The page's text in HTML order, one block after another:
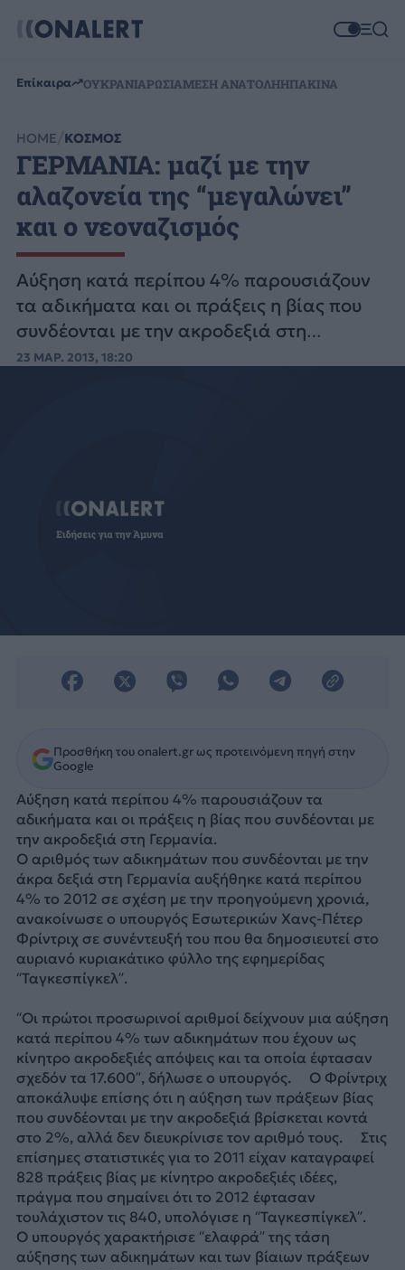
Επίκαιρα ΟΥΚΡΑΝΙΑΡΩΣΙΑΜΕΣΗ ΑΝΑΤΟΛΗΗΠΑΚΙΝΑ
HOME ΚΟΣΜΟΣ
ΓΕΡΜΑΝΙΑ: μαζί με την
αλαζονεία της “μεγαλώνει”
και ο νεοναζισμός
Αύξηση κατά περίπου 4% παρουσιάζουν
τα αδικήματα και οι πράξεις η βίας που
συνδέονται με την ακροδεξιά στη
Γερμανία.
23 ΜΑΡ. 2013, 18:20
Προσθήκη του onalert.gr ως προτεινόμενη πηγή στην
Google
Αύξηση κατά περίπου 4% παρουσιάζουν τα
αδικήματα και οι πράξεις η βίας που συνδέονται με
την ακροδεξιά στη Γερμανία.
Ο αριθμός των αδικημάτων που συνδέονται με την
άκρα δεξιά στη Γερμανία αυξήθηκε κατά περίπου
4% το 2012 σε σχέση με την προηγούμενη χρονιά,
ανακοίνωσε ο υπουργός Εσωτερικών Χανς-Πέτερ
Φρίντριχ σε συνέντευξή του που θα δημοσιευτεί στο
αυριανό κυριακάτικο φύλλο της εφημερίδας
“Ταγκεσπίγκελ”.
“Οι πρώτοι προσωρινοί αριθμοί δείχνουν μια αύξηση
κατά περίπου 4% των αδικημάτων που έχουν ως
κίνητρο ακροδεξιές απόψεις και τα οποία έφτασαν
σχεδόν τα 17.600”, δήλωσε ο υπουργός. Ο Φρίντριχ
αποκάλυψε επίσης ότι η αύξηση των πράξεων βίας
που συνδέονται με την ακροδεξιά βρίσκεται κοντά
στο 2%, αλλά δεν διευκρίνισε τον αριθμό τους. Στις
επίσημες στατιστικές για το 2011 είχαν καταγραφεί
828 πράξεις βίας με κίνητρο ακροδεξιές ιδέες,
πράγμα που σημαίνει ότι το 2012 έφτασαν
τουλάχιστον τις 840, υπολόγισε η “Ταγκεσπίγκελ”.
Ο υπουργός χαρακτήρισε “ελαφρά” της τάση
αύξησης των αδικημάτων και των βίαιων πράξεων